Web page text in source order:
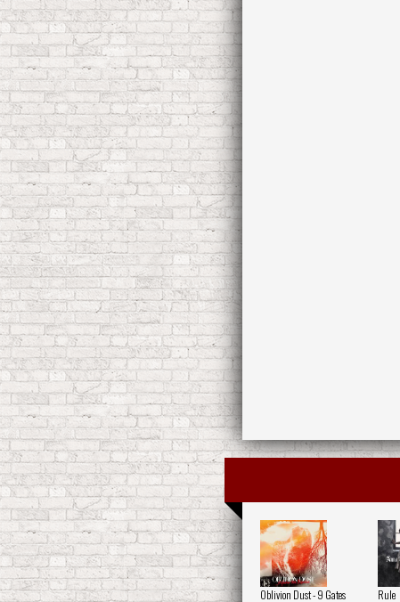
Oblivion Dust - 9 Gates
Rule